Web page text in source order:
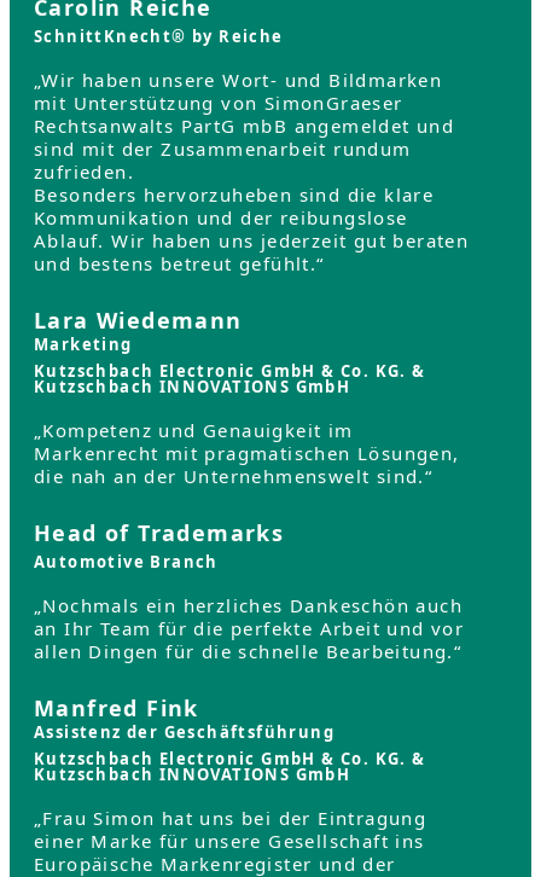
Carolin Reiche
SchnittKnecht® by Reiche
„Wir haben unsere Wort- und Bildmarken
mit Unterstützung von SimonGraeser
Rechtsanwalts PartG mbB angemeldet und
sind mit der Zusammenarbeit rundum
zufrieden.
Besonders hervorzuheben sind die klare
Kommunikation und der reibungslose
Ablauf. Wir haben uns jederzeit gut beraten
und bestens betreut gefühlt.“
Lara Wiedemann
Marketing
Kutzschbach Electronic GmbH & Co. KG. &
Kutzschbach INNOVATIONS GmbH
„Kompetenz und Genauigkeit im
Markenrecht mit pragmatischen Lösungen,
die nah an der Unternehmenswelt sind.“
Head of Trademarks
Automotive Branch
„Nochmals ein herzliches Dankeschön auch
an Ihr Team für die perfekte Arbeit und vor
allen Dingen für die schnelle Bearbeitung.“
Manfred Fink
Assistenz der Geschäftsführung
Kutzschbach Electronic GmbH & Co. KG. &
Kutzschbach INNOVATIONS GmbH
„Frau Simon hat uns bei der Eintragung
einer Marke für unsere Gesellschaft ins
Europäische Markenregister und der